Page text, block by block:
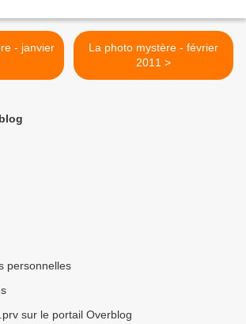
La photo mystère - février
2011 >
personnelles
sur le portail Overblog